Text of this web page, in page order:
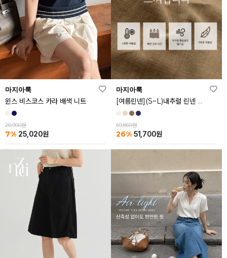
마지아룩
윈스 비스코스 카라 배색 니트
26,900원
7% 25,020원
마지아룩
[여름린넨](S~L)내추럴 린넨 와이드 밴딩 팬츠
69,860원
26% 51,700원